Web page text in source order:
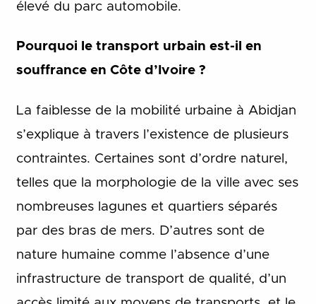
élevé du parc automobile.
Pourquoi le transport urbain est-il en
souffrance en Côte d’Ivoire ?
La faiblesse de la mobilité urbaine à Abidjan
s’explique à travers l’existence de plusieurs
contraintes. Certaines sont d’ordre naturel,
telles que la morphologie de la ville avec ses
nombreuses lagunes et quartiers séparés
par des bras de mers. D’autres sont de
nature humaine comme l’absence d’une
infrastructure de transport de qualité, d’un